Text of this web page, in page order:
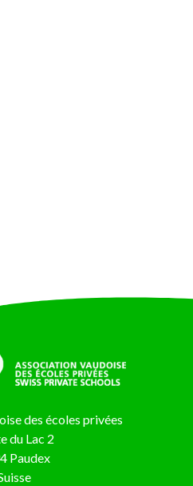
des écoles privées
du Lac 2
Paudex